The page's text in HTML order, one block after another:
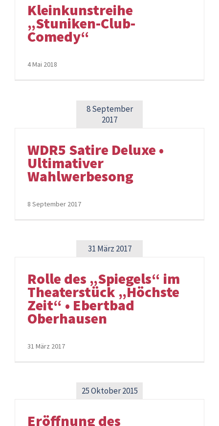
Kleinkunstreihe
„Stuniken-Club-
Comedy“
4 Mai 2018
8 September
2017
WDR5 Satire Deluxe •
Ultimativer
Wahlwerbesong
8 September 2017
31 März 2017
Rolle des „Spiegels“ im
Theaterstück „Höchste
Zeit“ • Ebertbad
Oberhausen
31 März 2017
25 Oktober 2015
Eröffnung des